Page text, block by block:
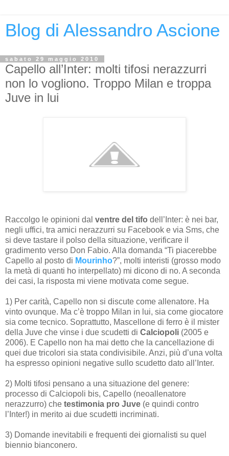
Blog di Alessandro Ascione
sabato 29 maggio 2010
Capello all’Inter: molti tifosi nerazzurri
non lo vogliono. Troppo Milan e troppa
Juve in lui
Raccolgo le opinioni dal ventre del tifo dell’Inter: è nei bar,
negli uffici, tra amici nerazzurri su Facebook e via Sms, che
si deve tastare il polso della situazione, verificare il
gradimento verso Don Fabio. Alla domanda “Ti piacerebbe
Capello al posto di Mourinho?”, molti interisti (grosso modo
la metà di quanti ho interpellato) mi dicono di no. A seconda
dei casi, la risposta mi viene motivata come segue.
1) Per carità, Capello non si discute come allenatore. Ha
vinto ovunque. Ma c’è troppo Milan in lui, sia come giocatore
sia come tecnico. Soprattutto, Mascellone di ferro è il mister
della Juve che vinse i due scudetti di Calciopoli (2005 e
2006). E Capello non ha mai detto che la cancellazione di
quei due tricolori sia stata condivisibile. Anzi, più d’una volta
ha espresso opinioni negative sullo scudetto dato all’Inter.
2) Molti tifosi pensano a una situazione del genere:
processo di Calciopoli bis, Capello (neoallenatore
nerazzurro) che testimonia pro Juve (e quindi contro
l’Inter!) in merito ai due scudetti incriminati.
3) Domande inevitabili e frequenti dei giornalisti su quel
biennio bianconero.